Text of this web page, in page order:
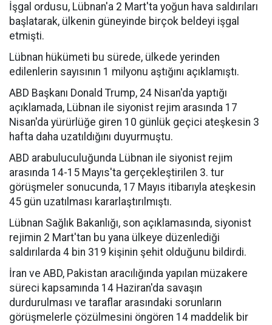
İşgal ordusu, Lübnan'a 2 Mart'ta yoğun hava saldırıları
başlatarak, ülkenin güneyinde birçok beldeyi işgal
etmişti.
Lübnan hükümeti bu sürede, ülkede yerinden
edilenlerin sayısının 1 milyonu aştığını açıklamıştı.
ABD Başkanı Donald Trump, 24 Nisan'da yaptığı
açıklamada, Lübnan ile siyonist rejim arasında 17
Nisan'da yürürlüğe giren 10 günlük geçici ateşkesin 3
hafta daha uzatıldığını duyurmuştu.
ABD arabuluculuğunda Lübnan ile siyonist rejim
arasında 14-15 Mayıs'ta gerçekleştirilen 3. tur
görüşmeler sonucunda, 17 Mayıs itibarıyla ateşkesin
45 gün uzatılması kararlaştırılmıştı.
Lübnan Sağlık Bakanlığı, son açıklamasında, siyonist
rejimin 2 Mart'tan bu yana ülkeye düzenlediği
saldırılarda 4 bin 319 kişinin şehit olduğunu bildirdi.
İran ve ABD, Pakistan aracılığında yapılan müzakere
süreci kapsamında 14 Haziran'da savaşın
durdurulması ve taraflar arasındaki sorunların
görüşmelerle çözülmesini öngören 14 maddelik bir